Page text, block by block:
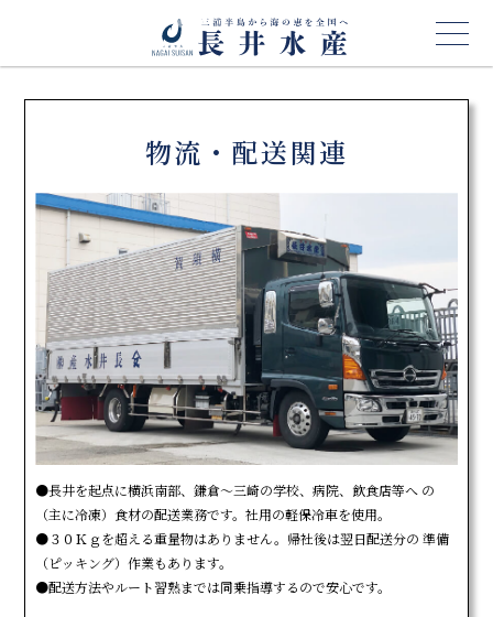
物流・配送関連
●長井を起点に横浜南部、鎌倉～三崎の学校、病院、飲食店等へ の
（主に冷凍）食材の配送業務です。社用の軽保冷車を使用。
●３０Ｋｇを超える重量物はありません。帰社後は翌日配送分の 準備
（ピッキング）作業もあります。
●配送方法やルート習熟までは同乗指導するので安心です。